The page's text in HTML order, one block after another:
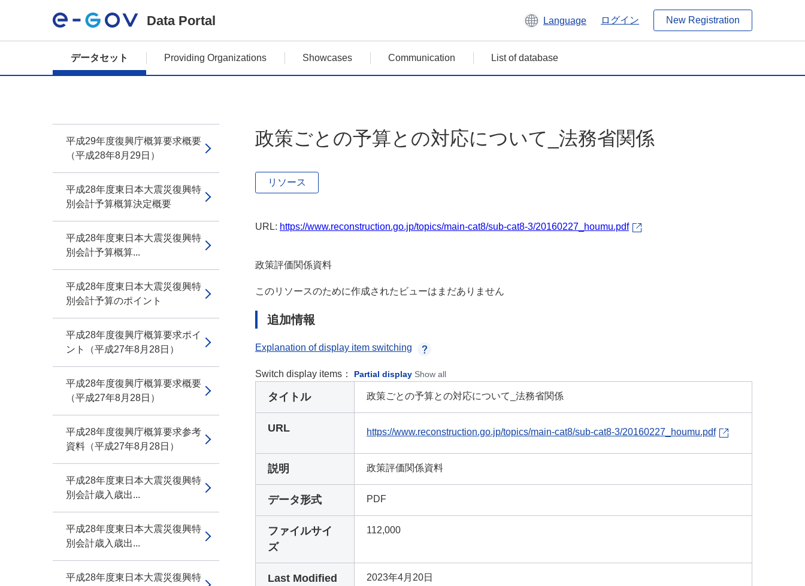
Data Portal Language ログイン New Registration
データセット Providing Organizations Showcases Communication List of database
平成29年度復興庁概算要求概要
（平成28年8月29日）
平成28年度東日本大震災復興特
別会計予算概算決定概要
平成28年度東日本大震災復興特
別会計予算概算...
平成28年度東日本大震災復興特
別会計予算のポイント
平成28年度復興庁概算要求ポイ
ント（平成27年8月28日）
平成28年度復興庁概算要求概要
（平成27年8月28日）
平成28年度復興庁概算要求参考
資料（平成27年8月28日）
平成28年度東日本大震災復興特
別会計歳入歳出...
平成28年度東日本大震災復興特
別会計歳入歳出...
平成28年度東日本大震災復興特
政策ごとの予算との対応について_法務省関係
リソース
URL: https://www.reconstruction.go.jp/topics/main-cat8/sub-cat8-3/20160227_houmu.pdf
政策評価関係資料
このリソースのために作成されたビューはまだありません
追加情報
Explanation of display item switching
Switch display items： Partial display Show all
タイトル 政策ごとの予算との対応について_法務省関係
URL https://www.reconstruction.go.jp/topics/main-cat8/sub-cat8-3/20160227_houmu.pdf
説明 政策評価関係資料
データ形式 PDF
ファイルサイ
ズ
112,000
Last Modified
2023年4月20日